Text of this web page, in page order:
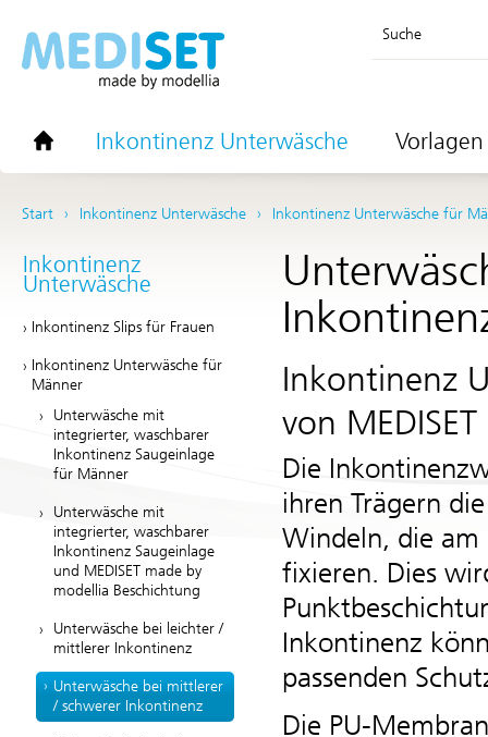
Suche
Inkontinenz Unterwäsche
Start Inkontinenz Unterwäsche Inkontinenz Unterwäsche für
Inkontinenz
Unterwäsche
Inkontinenz Slips für Frauen
Inkontinenz Unterwäsche für
Männer
Unterwäsche mit
integrierter, waschbarer
Inkontinenz Saugeinlage
für Männer
Unterwäsche mit
integrierter, waschbarer
Inkontinenz Saugeinlage
und MEDISET made by
modellia Beschichtung
Unterwäsche bei leichter /
mittlerer Inkontinenz
Unterwäsche bei mittlerer
/ schwerer Inkontinenz
Inkontinenz
von
Die
ihren Trägern
Windeln, die
fixieren. Dies
Inkontinenz
passenden
Die PU-